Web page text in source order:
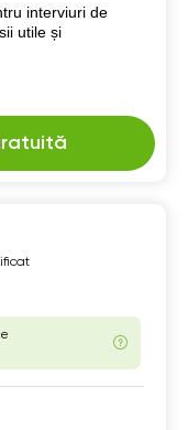
interviuri de
utile și